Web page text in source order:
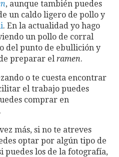
, aunque también puedes
un caldo ligero de pollo y
. En la actualidad yo hago
un pollo de corral
del punto de ebullición y
preparar el ramen.
o te cuesta encontrar
el trabajo puedes
comprar en
más, si no te atreves
optar por algún tipo de
puedes los de la fotografía,